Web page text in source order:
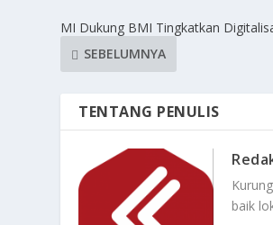
MI Dukung BMI Tingkatkan
SEBELUMNYA
TENTANG PENULIS
baik